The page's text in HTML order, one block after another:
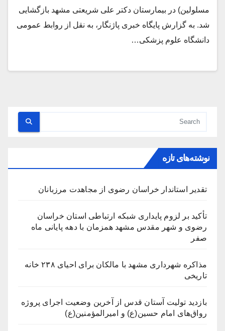
مسلولین) در بیمارستان دکتر علی شریعتی مشهد بازگشایی
شد. به گزارش پایگاه خبری پاژنگار، به نقل از روابط عمومی
دانشگاه علوم پزشکی…
نوشته‌های تازه
تقدیر استاندار خراسان رضوی از مجاهدت مرزبانان
تأکید بر لزوم پایداری شبکه ارتباطی استان خراسان
رضوی و شهر مقدس مشهد همزمان با دهه پایانی ماه
صفر
مذاکره شهرداری مشهد با مالکان برای احیای ۲۳۸ خانه
تاریخی
بازدید تولیت آستان قدس از آخرین وضعیت اجرای پروژه
رواق‌های امام حسین(ع) و امیرالمؤمنین(ع)